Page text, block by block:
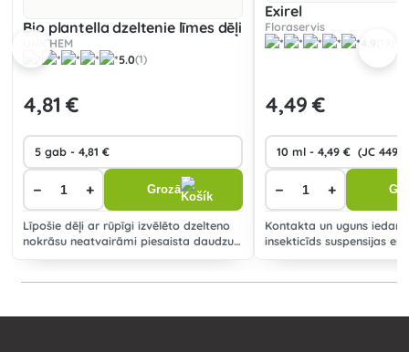
Bio plantella dzeltenie līmes dēļi
UNICHEM
5.0(1)
4,81 €
− + Grozā
Līpošie dēļi ar rūpīgi izvēlēto dzelteno
nokrāsu neatvairāmi piesaista daudzus
kaitēkļus, tostarp la
Exirel
Floraservis
4,49 €
− +
Kontakta un uguns
insekticīds suspensijas
un sūcējvīrusiem.